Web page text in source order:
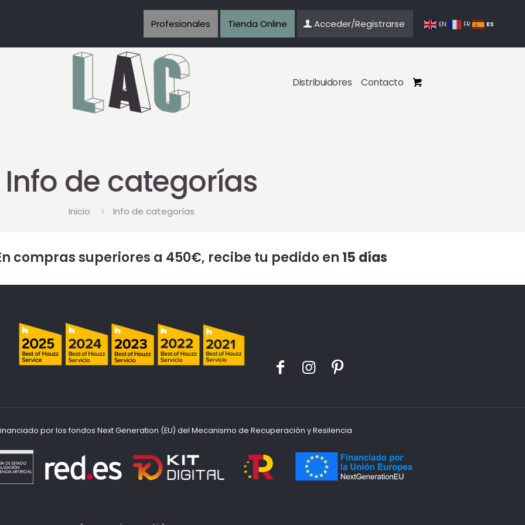
Profesionales Tienda Online Acceder/Registrarse EN FR ES
Distribuidores Contacto
Info de categorías
Inicio Info de categorías
compras superiores a 450€, recibe tu pedido en 15 días
por los fondos Next Generation (EU) del Mecanismo de Recuperación y Resilencia